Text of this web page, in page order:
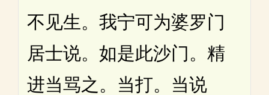
不见生。我宁可为婆罗门
居士说。如是此沙门。精
进当骂之。当打。当说